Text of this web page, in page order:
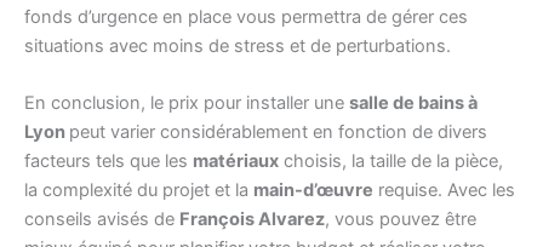
fonds d’urgence en place vous permettra de gérer ces
situations avec moins de stress et de perturbations.
En conclusion, le prix pour installer une salle de bains à
Lyon peut varier considérablement en fonction de divers
facteurs tels que les matériaux choisis, la taille de la pièce,
la complexité du projet et la main-d’œuvre requise. Avec les
conseils avisés de François Alvarez, vous pouvez être